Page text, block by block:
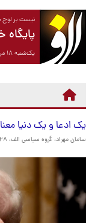
نیست بر لوح
پایگاه
یک‌شنبه ۱۸ مرداد ۱۴۰۵ برابر با ۰۹ آگوست ۲۰۲۶
یک ادعا و یک دنیا
سامان مهراد، گروه سیاسی الف، ۲۸ اردیبهشت ۱۴۰۵، ۱۳:۳۴